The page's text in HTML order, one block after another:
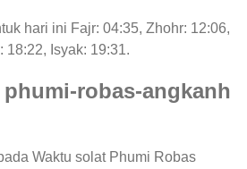
hari ini Fajr: 04:35, Zhohr: 12:06,
18:22, Isyak: 19:31.
robas-angkanh
Waktu solat Phumi Robas